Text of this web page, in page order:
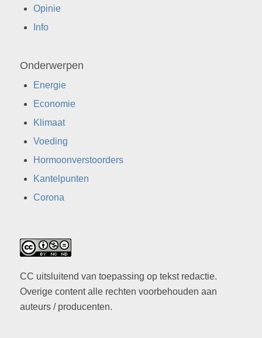
Opinie
Info
Onderwerpen
Energie
Economie
Klimaat
Voeding
Hormoonverstoorders
Kantelpunten
Corona
CC uitsluitend van toepassing op tekst redactie.
Overige content alle rechten voorbehouden aan
auteurs / producenten.